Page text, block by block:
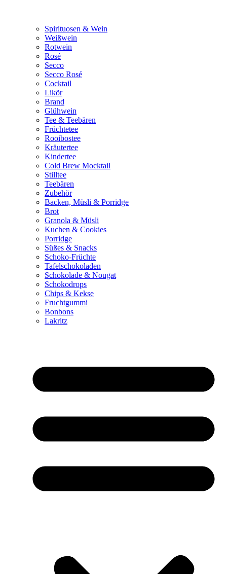
Spirituosen & Wein
Weißwein
Rotwein
Rosé
Secco
Secco Rosé
Cocktail
Likör
Brand
Glühwein
Tee & Teebären
Früchtetee
Rooibostee
Kräutertee
Kindertee
Cold Brew Mocktail
Stilltee
Teebären
Zubehör
Backen, Müsli & Porridge
Brot
Granola & Müsli
Kuchen & Cookies
Porridge
Süßes & Snacks
Schoko-Früchte
Tafelschokoladen
Schokolade & Nougat
Schokodrops
Chips & Kekse
Fruchtgummi
Bonbons
Lakritz